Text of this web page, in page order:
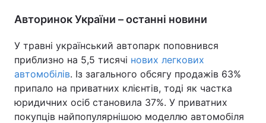
Авторинок України – останні новини
У травні український автопарк поповнився
приблизно на 5,5 тисячі нових легкових
автомобілів. Із загального обсягу продажів 63%
припало на приватних клієнтів, тоді як частка
юридичних осіб становила 37%. У приватних
покупців найпопулярнішою моделлю автомобіля